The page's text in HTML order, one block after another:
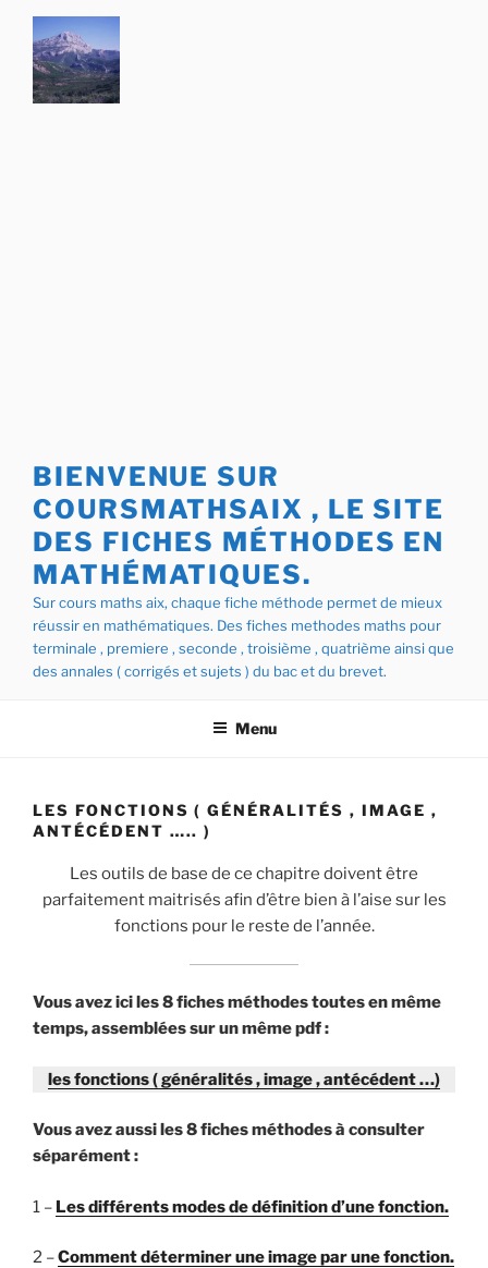
Aller
contenu
principal
BIENVENUE SUR
COURSMATHSAIX , LE SITE
DES FICHES MÉTHODES EN
MATHÉMATIQUES.
Sur cours maths aix, chaque fiche méthode permet de mieux
réussir en mathématiques. Des fiches methodes maths pour
terminale , premiere , seconde , troisième , quatrième ainsi que
des annales ( corrigés et sujets ) du bac et du brevet.
Menu
LES FONCTIONS ( GÉNÉRALITÉS , IMAGE ,
ANTÉCÉDENT ….. )
Les outils de base de ce chapitre doivent être
parfaitement maitrisés afin d’être bien à l’aise sur les
fonctions pour le reste de l’année.
Vous avez ici les 8 fiches méthodes toutes en même
temps, assemblées sur un même pdf :
les fonctions ( généralités , image , antécédent …)
Vous avez aussi les 8 fiches méthodes à consulter
séparément :
1 – Les différents modes de définition d’une fonction.
2 –Comment déterminer une image par une fonction.